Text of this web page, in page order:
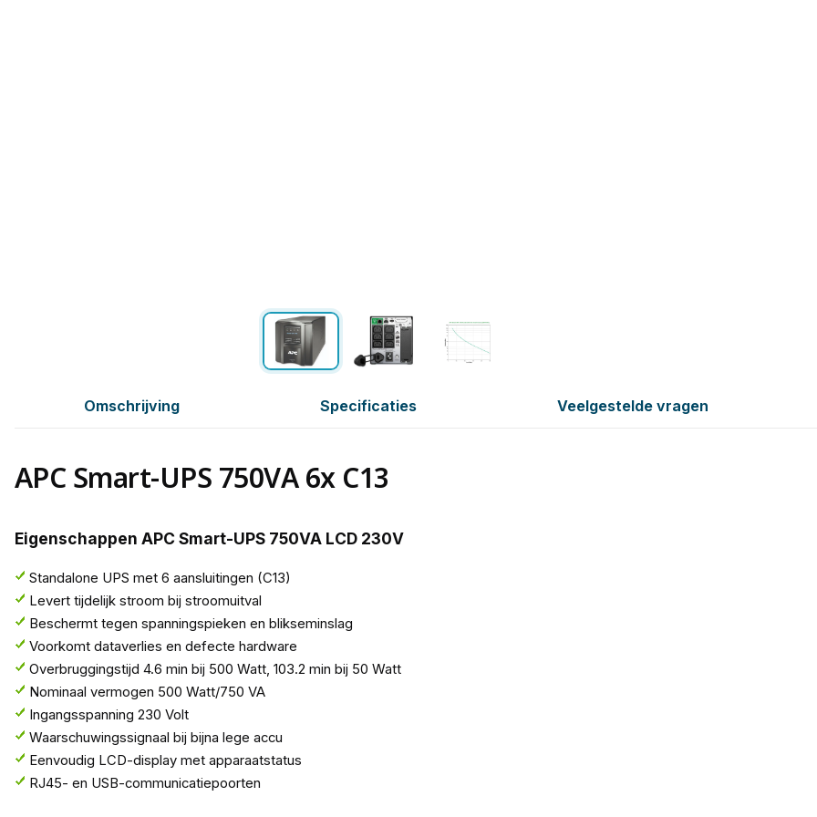
Omschrijving Specificaties Veelgestelde vragen
APC Smart-UPS 750VA 6x C13
Eigenschappen APC Smart-UPS 750VA LCD 230V
Standalone UPS met 6 aansluitingen (C13)
Levert tijdelijk stroom bij stroomuitval
Beschermt tegen spanningspieken en blikseminslag
Voorkomt dataverlies en defecte hardware
Overbruggingstijd 4.6 min bij 500 Watt, 103.2 min bij 50 Watt
Nominaal vermogen 500 Watt/750 VA
Ingangsspanning 230 Volt
Waarschuwingssignaal bij bijna lege accu
Eenvoudig LCD-display met apparaatstatus
RJ45- en USB-communicatiepoorten